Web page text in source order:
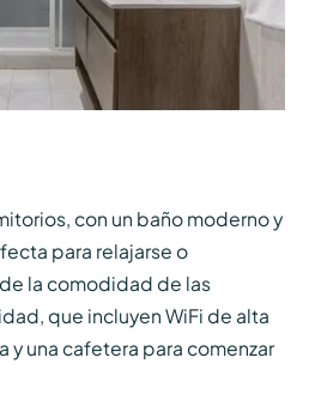
con un baño moderno y
para relajarse o
la comodidad de las
que incluyen WiFi de alta
y una cafetera para comenzar